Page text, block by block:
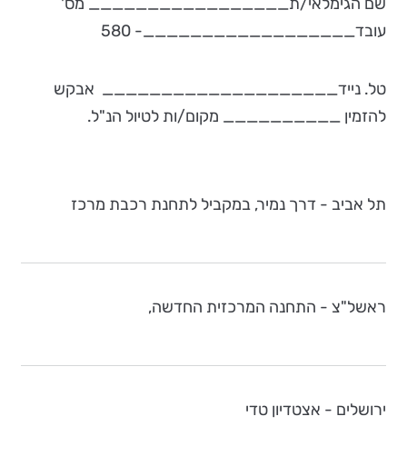
עובד__________________- 580
טל. נייד____________________ אבקש
להזמין __________ מקום/ות לטיול הנ"ל.
תל אביב - דרך נמיר, במקביל לתחנת רכבת מרכז
ראשל"צ - התחנה המרכזית החדשה,
ירושלים - אצטדיון טדי